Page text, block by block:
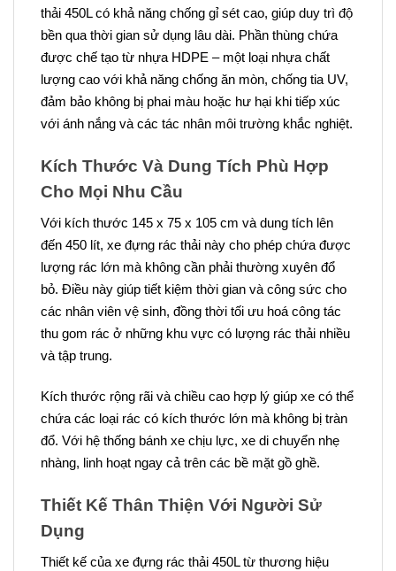
thải 450L có khả năng chống gỉ sét cao, giúp duy trì độ
bền qua thời gian sử dụng lâu dài. Phần thùng chứa
được chế tạo từ nhựa HDPE – một loại nhựa chất
lượng cao với khả năng chống ăn mòn, chống tia UV,
đảm bảo không bị phai màu hoặc hư hại khi tiếp xúc
với ánh nắng và các tác nhân môi trường khắc nghiệt.
Kích Thước Và Dung Tích Phù Hợp
Cho Mọi Nhu Cầu
Với kích thước 145 x 75 x 105 cm và dung tích lên
đến 450 lít, xe đựng rác thải này cho phép chứa được
lượng rác lớn mà không cần phải thường xuyên đổ
bỏ. Điều này giúp tiết kiệm thời gian và công sức cho
các nhân viên vệ sinh, đồng thời tối ưu hoá công tác
thu gom rác ở những khu vực có lượng rác thải nhiều
và tập trung.
Kích thước rộng rãi và chiều cao hợp lý giúp xe có thể
chứa các loại rác có kích thước lớn mà không bị tràn
đổ. Với hệ thống bánh xe chịu lực, xe di chuyển nhẹ
nhàng, linh hoạt ngay cả trên các bề mặt gồ ghề.
Thiết Kế Thân Thiện Với Người Sử
Dụng
Thiết kế của xe đựng rác thải 450L từ thương hiệu